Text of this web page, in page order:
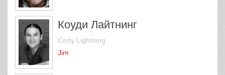
Коуди Лайтнинг
Cody Lightning
Jim